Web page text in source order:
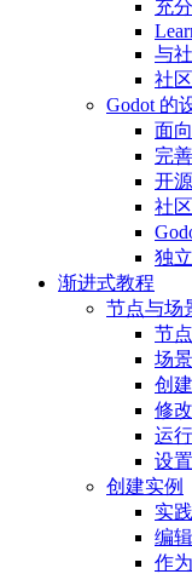
充
与
社
Godot 的
面
完
开源
社
独
渐进式教程
节点与场
节点
场景
创
修
运
设
创建实例
实践
编
作